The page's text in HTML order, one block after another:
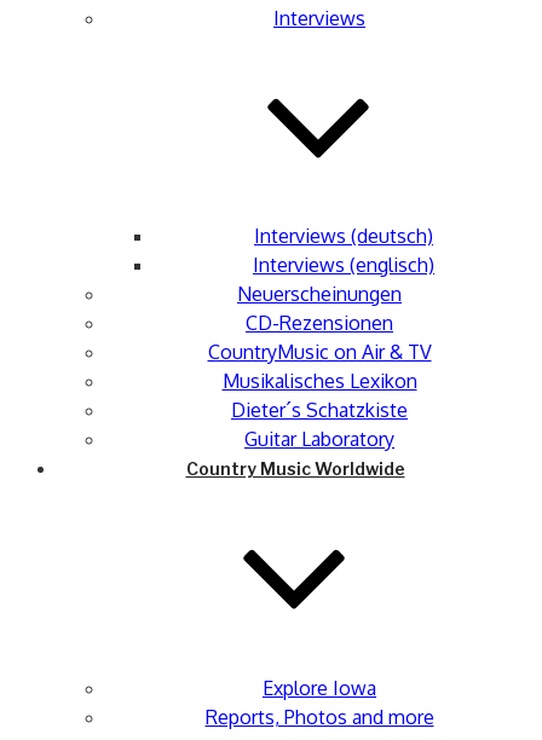
Interviews
Interviews (deutsch)
Interviews (englisch)
Neuerscheinungen
CD-Rezensionen
CountryMusic on Air & TV
Musikalisches Lexikon
Dieter´s Schatzkiste
Guitar Laboratory
Country Music Worldwide
Explore Iowa
Reports, Photos and more